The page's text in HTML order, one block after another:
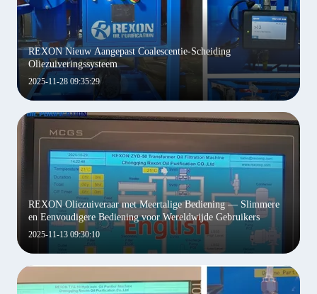
2025-11-28 09:35:29
REXON Nieuw Aangepast Coalescentie-Scheiding
Oliezuiveringssysteem
2025-11-13 09:30:10
REXON Oliezuiveraar met Meertalige Bediening — Slimmere
en Eenvoudigere Bediening voor Wereldwijde Gebruikers